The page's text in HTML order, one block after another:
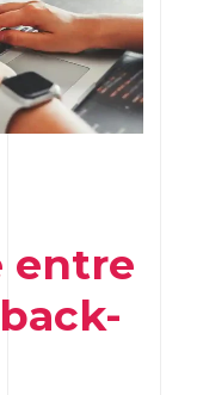
entre
back-